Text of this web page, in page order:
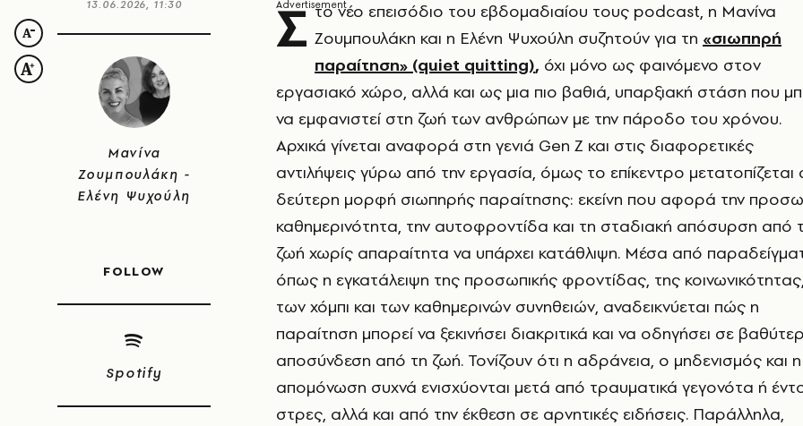
13.06.2026, 11:30
Μανίνα
Ζουμπουλάκη -
Ελένη Ψυχούλη
FOLLOW
Spotify
Σ το νέο επεισόδιο του εβδομαδιαίου τους podcast, η Μανίνα
Ζουμπουλάκη και η Ελένη Ψυχούλη συζητούν για τη «σιωπηρή
παραίτηση» (quiet quitting), όχι μόνο ως φαινόμενο στον
εργασιακό χώρο, αλλά και ως μια πιο βαθιά, υπαρξιακή στάση που
να εμφανιστεί στη ζωή των ανθρώπων με την πάροδο του χρόνου.
Αρχικά γίνεται αναφορά στη γενιά Gen Z και στις διαφορετικές
αντιλήψεις γύρω από την εργασία, όμως το επίκεντρο μετατοπίζεται
δεύτερη μορφή σιωπηρής παραίτησης: εκείνη που αφορά την
καθημερινότητα, την αυτοφροντίδα και τη σταδιακή απόσυρση από
ζωή χωρίς απαραίτητα να υπάρχει κατάθλιψη. Μέσα από
όπως η εγκατάλειψη της προσωπικής φροντίδας, της κοινωνικότητας,
των χόμπι και των καθημερινών συνηθειών, αναδεικνύεται πώς η
παραίτηση μπορεί να ξεκινήσει διακριτικά και να οδηγήσει σε
αποσύνδεση από τη ζωή. Τονίζουν ότι η αδράνεια, ο μηδενισμός και η
απομόνωση συχνά ενισχύονται μετά από τραυματικά γεγονότα ή
στρες, αλλά και από την έκθεση σε αρνητικές ειδήσεις. Παράλληλα,